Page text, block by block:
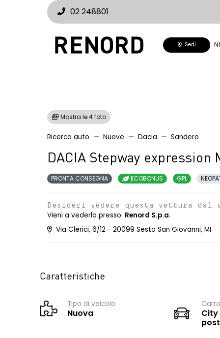
02 248801
Sedi
Mostra le 4 foto
Ricerca auto Nuove Dacia Sandero
DACIA Stepway expression
PRONTA CONSEGNA ECOBONUS GPL
Desideri vedere questa vettura dal
Vieni a vederla presso: Renord S.p.a.
Via Clerici, 6/12 - 20099 Sesto San Giovanni, MI
Caratteristiche
Tipo di veicolo
Nuova
City